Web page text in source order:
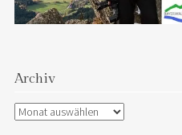
Archiv
Archiv